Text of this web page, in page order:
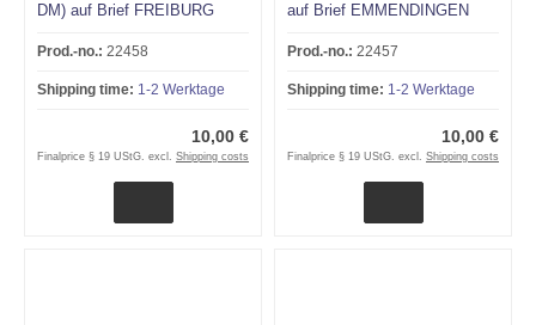
DM) auf Brief FREIBURG
Dr. Franz Blaschke!!!
Prod.-no.: 22458
Shipping time: 1-2 Werktage
10,00 €
Finalprice § 19 UStG. excl. Shipping costs
auf Brief EMMENDINGEN
Dr. Franz Blaschke!!!
Prod.-no.: 22457
Shipping time: 1-2 Werktage
10,00 €
Finalprice § 19 UStG. excl. Shipping costs